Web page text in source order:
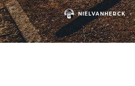
NIELVANHERCK ·